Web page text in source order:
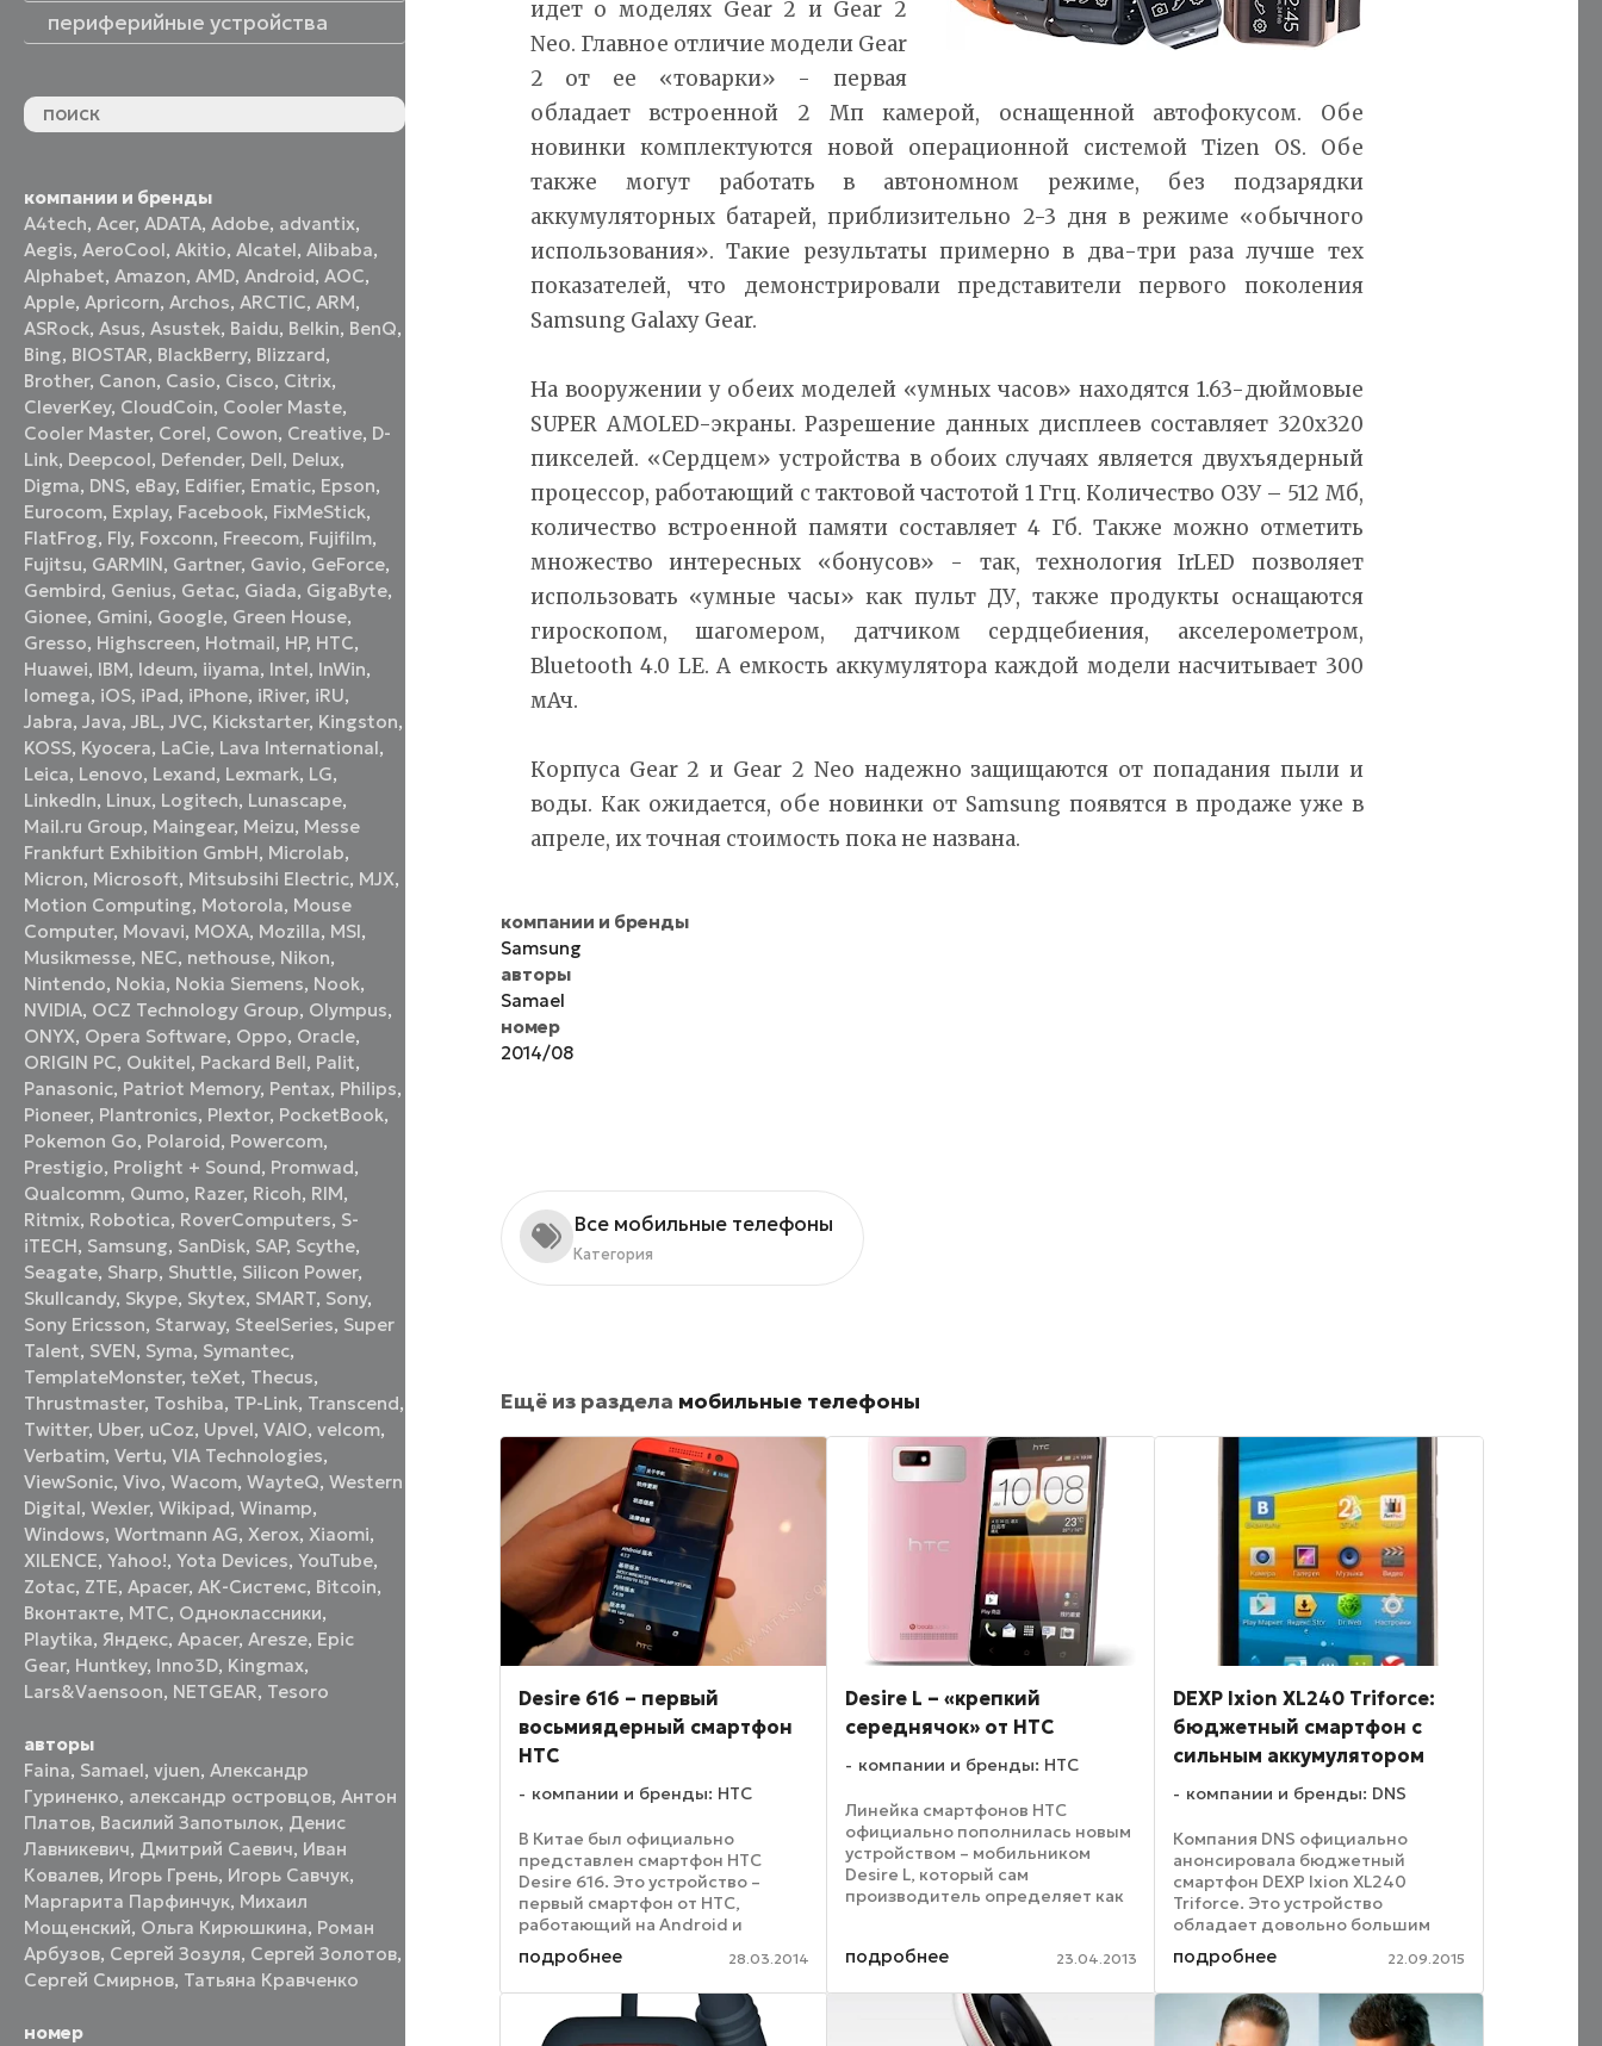
периферийные устройства
компании и бренды
A4tech,Acer,ADATA,Adobe, advantix,
Aegis,AeroCool,Akitio,Alcatel,Alibaba,
Alphabet,Amazon,AMD,Android,AOC,
Apple,Apricorn,Archos,ARCTIC,ARM,
ASRock,Asus,Asustek, Baidu, Belkin, BenQ,
Bing, BIOSTAR, BlackBerry, Blizzard,
Brother, Canon, Casio, Cisco, Citrix,
CleverKey, CloudCoin, Cooler Maste,
Cooler Master, Corel, Cowon, Creative, D-
Link, Deepcool, Defender, Dell, Delux,
Digma, DNS, eBay, Edifier, Ematic, Epson,
Eurocom, Explay, Facebook, FixMeStick,
FlatFrog, Fly, Foxconn, Freecom, Fujifilm,
Fujitsu, GARMIN, Gartner, Gavio, GeForce,
Gembird, Genius, Getac, Giada, GigaByte,
Gionee, Gmini, Google, Green House,
Gresso, Highscreen, Hotmail, HP, HTC,
Huawei, IBM, Ideum, iiyama, Intel, InWin,
Iomega, iOS, iPad, iPhone, iRiver, iRU,
Jabra,Java,JBL,JVC, Kickstarter, Kingston,
KOSS, Kyocera, LaCie, Lava International,
Leica, Lenovo, Lexand, Lexmark, LG,
LinkedIn, Linux, Logitech, Lunascape,
Mail.ru Group, Maingear, Meizu, Messe
Frankfurt Exhibition GmbH, Microlab,
Micron, Microsoft, Mitsubsihi Electric, MJX,
Motion Computing, Motorola, Mouse
Computer, Movavi, MOXA, Mozilla, MSI,
Musikmesse, NEC, nethouse, Nikon,
Nintendo, Nokia, Nokia Siemens, Nook,
NVIDIA, OCZ Technology Group, Olympus,
ONYX, Opera Software, Oppo, Oracle,
ORIGIN PC, Oukitel, Packard Bell, Palit,
Panasonic, Patriot Memory, Pentax, Philips,
Pioneer, Plantronics, Plextor, PocketBook,
Pokemon Go, Polaroid, Powercom,
Prestigio, Prolight + Sound, Promwad,
Qualcomm, Qumo, Razer, Ricoh, RIM,
Ritmix, Robotica, RoverComputers, S-
iTECH, Samsung, SanDisk, SAP, Scythe,
Seagate, Sharp, Shuttle, Silicon Power,
Skullcandy, Skype, Skytex, SMART, Sony,
Sony Ericsson, Starway, SteelSeries, Super
Talent, SVEN, Syma, Symantec,
TemplateMonster,teXet, Thecus,
Thrustmaster, Toshiba, TP-Link, Transcend,
Twitter, Uber, uCoz, Upvel,VAIO,velcom,
Verbatim,Vertu,VIA Technologies,
ViewSonic,Vivo,Wacom,WayteQ,Western
Digital,Wexler,Wikipad,Winamp,
Windows,Wortmann AG,Xerox,Xiaomi,
XILENCE,Yahoo!,Yota Devices,YouTube,
Zotac, ZTE,Аpacer,АК-Системс, Вitcoin,
Вконтакте, МТС, Одноклассники,
Playtika, Яндекс,Apacer,Aresze, Epic
Gear, Huntkey, Inno3D, Kingmax,
Lars&Vaensoon, NETGEAR, Tesoro
авторы
Faina, Samael,vjuen,Александр
Гуриненко, александр островцов,Антон
Платов, Василий Запотылок, Денис
Лавникевич, Дмитрий Саевич, Иван
Ковалев, Игорь Грень, Игорь Савчук,
Маргарита Парфинчук, Михаил
Мощенский, Ольга Кирюшкина, Роман
Арбузов, Сергей Зозуля, Сергей Золотов,
Сергей Смирнов, Татьяна Кравченко
номер
идет о моделях Gear 2 и Gear 2
Neo. Главное отличие модели Gear
2 от ее «товарки» - первая
обладает встроенной 2 Мп камерой, оснащенной автофокусом. Обе
новинки комплектуются новой операционной системой Tizen OS. Обе
также могут работать в автономном режиме, без подзарядки
аккумуляторных батарей, приблизительно 2-3 дня в режиме «обычного
использования». Такие результаты примерно в два-три раза лучше тех
показателей, что демонстрировали представители первого поколения
Samsung Galaxy Gear.
На вооружении у обеих моделей «умных часов» находятся 1.63-дюймовые
SUPER AMOLED-экраны. Разрешение данных дисплеев составляет 320x320
пикселей. «Сердцем» устройства в обоих случаях является двухъядерный
процессор, работающий с тактовой частотой 1 Ггц. Количество ОЗУ – 512 Мб,
количество встроенной памяти составляет 4 Гб. Также можно отметить
множество интересных «бонусов» - так, технология IrLED позволяет
использовать «умные часы» как пульт ДУ, также продукты оснащаются
гироскопом, шагомером, датчиком сердцебиения, акселерометром,
Bluetooth 4.0 LE. А емкость аккумулятора каждой модели насчитывает 300
мАч.
Корпуса Gear 2 и Gear 2 Neo надежно защищаются от попадания пыли и
воды. Как ожидается, обе новинки от Samsung появятся в продаже уже в
апреле, их точная стоимость пока не названа.
компании и бренды
Samsung
авторы
Samael
номер
2014/08
Все мобильные телефоны
Категория
Ещё из раздела мобильные телефоны
Desire 616 – первый
восьмиядерный смартфон
HTC
компании и бренды: HTC
В Китае был официально
представлен смартфон HTC
Desire 616. Это устройство –
первый смартфон от HTC,
работающий на Android и
имеющий при этом на
вооружении восьмиядерный
процессор. В данном случае это
«система-на-чипе» MediaTek
MT6592, обладающая ...
подробнее 28.03.2014
Desire L – «крепкий
середнячок» от HTC
компании и бренды: HTC
Линейка смартфонов HTC
официально пополнилась новым
устройством – мобильником
Desire L, который сам
производитель определяет как
экраном, диагональ которого
подробнее 23.04.2013
DEXP Ixion XL240 Triforce:
бюджетный смартфон с
сильным аккумулятором
компании и бренды: DNS
Компания DNS официально
анонсировала бюджетный
смартфон DEXP Ixion XL240
Triforce. Это устройство
обладает довольно большим
экраном, который сочетается
здесь с емким аккумулятором. На
вооружении у новинки находится
4-дюймовый дисплей с IPS-
матрицей, ...
подробнее 22.09.2015